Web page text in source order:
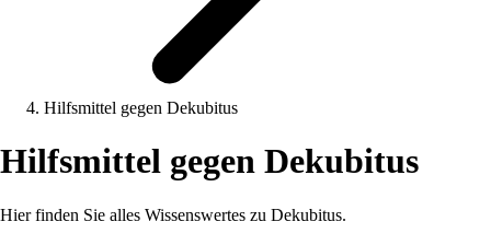
Hilfsmittel gegen Dekubitus
Hilfsmittel gegen Dekubitus
Hier finden Sie alles Wissenswertes zu Dekubitus.